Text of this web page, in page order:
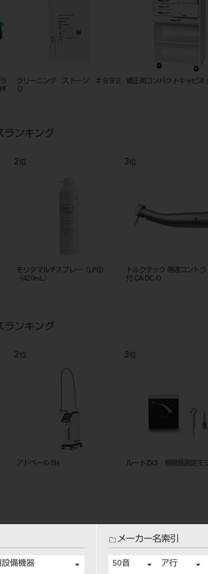
コンポジタイト 3D リングフォーセ
ップス フュージョン V2 1本入
クリアフィル マジェスティ
ランキング
8 位
トルクテック 5倍速コントラ ライト
付 CA-5IF-O
9位
スペアツインパワーP PAR-
DI
ランキング
8 位
ベラビュｰX800+ F40
9位
Spaceline ES FAT
設備機器
メーカー名索引
50音 ア行